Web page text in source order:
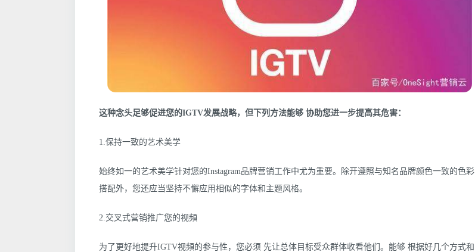
这种念头足够促进您的IGTV发展战略，但下列方法能够 协助您进一步提高其危害：
1.保持一致的艺术美学
始终如一的艺术美学针对您的Instagram品牌营销工作中尤为重要。除开遵照与知名品牌颜色一致的色彩
搭配外，您还应当坚持不懈应用相似的字体和主题风格。
2.交叉式营销推广您的视頻
为了更好地提升IGTV视頻的参与性，您必须 先让总体目标受众群体收看他们。能够 根据好几个方式和